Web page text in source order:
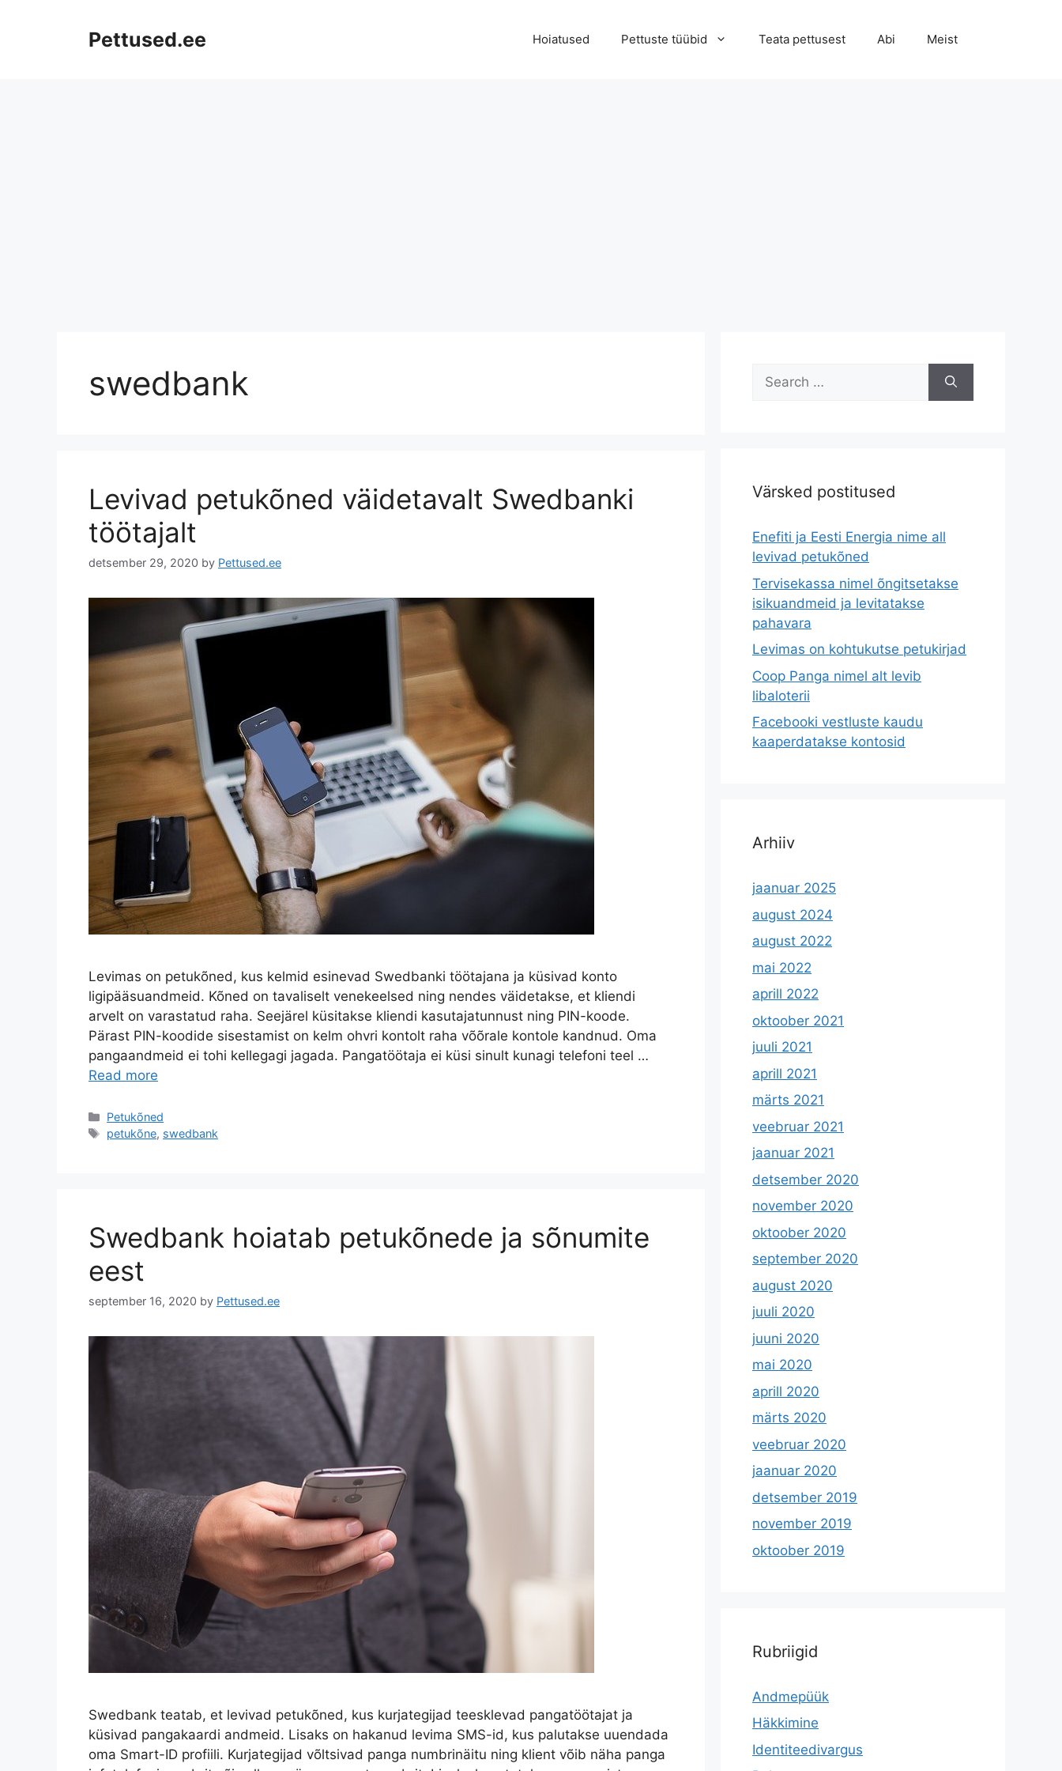
Pettused.ee Hoiatused Pettuste tüübid Teata pettusest Abi Meist
swedbank
Levivad petukõned väidetavalt Swedbanki
töötajalt
detsember 29, 2020 by Pettused.ee
Levimas on petukõned, kus kelmid esinevad Swedbanki töötajana ja küsivad konto
ligipääsuandmeid. Kõned on tavaliselt venekeelsed ning nendes väidetakse, et kliendi
arvelt on varastatud raha. Seejärel küsitakse kliendi kasutajatunnust ning PIN-koode.
Pärast PIN-koodide sisestamist on kelm ohvri kontolt raha võõrale kontole kandnud. Oma
pangaandmeid ei tohi kellegagi jagada. Pangatöötaja ei küsi sinult kunagi telefoni teel …
Read more
Categories
Petukõned
Tags
petukõne, swedbank
Swedbank hoiatab petukõnede ja sõnumite
eest
september 16, 2020 by Pettused.ee
Swedbank teatab, et levivad petukõned, kus kurjategijad teesklevad pangatöötajat ja
küsivad pangakaardi andmeid. Lisaks on hakanud levima SMS-id, kus palutakse uuendada
oma Smart-ID profiili. Kurjategijad võltsivad panga numbrinäitu ning klient võib näha panga
Search
for:
Värsked postitused
Enefiti ja Eesti Energia nime all
levivad petukõned
Tervisekassa nimel õngitsetakse
isikuandmeid ja levitatakse
pahavara
Levimas on kohtukutse petukirjad
Coop Panga nimel alt levib
libaloterii
Facebooki vestluste kaudu
kaaperdatakse kontosid
Arhiiv
jaanuar 2025
august 2024
august 2022
mai 2022
aprill 2022
oktoober 2021
juuli 2021
aprill 2021
märts 2021
veebruar 2021
jaanuar 2021
detsember 2020
november 2020
oktoober 2020
september 2020
august 2020
juuli 2020
juuni 2020
mai 2020
aprill 2020
märts 2020
veebruar 2020
jaanuar 2020
detsember 2019
november 2019
oktoober 2019
Rubriigid
Andmepüük
Häkkimine
Identiteedivargus